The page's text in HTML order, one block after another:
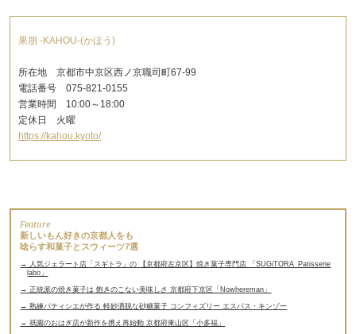
果朋 -KAHOU-(かほう)
所在地 京都市中京区西ノ京職司町67-99
電話番号 075-821-0155
営業時間 10:00～18:00
定休日 火曜
https://kahou.kyoto/
Feature
新しいもん好きの京都人をも
唸らす和菓子とスウィーツ7選
→ 人気ジェラート店「スギトラ」の 【京都府左京区】焼き菓子専門店 「SUGiTORA_Patisserie
labo」
→ 正統派の焼き菓子は 飽きのこない美味しさ 京都府下京区「Nowhereman」
→ 熟練パティシエが作る 軽妙洒脱な砂糖菓子 コンフィズリー エスパス・キンゾー
→ 祇園のおはぎ店が新作を携え再始動 京都府東山区「小多福」